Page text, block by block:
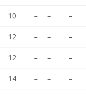
10 – – –
12 – – –
12 – – –
14 – – –